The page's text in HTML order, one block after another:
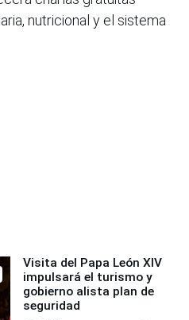
nutricional y el sistema
Visita del Papa León XIV
impulsará el turismo y
gobierno alista plan de
seguridad